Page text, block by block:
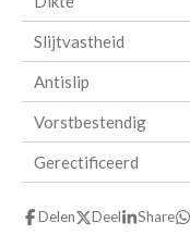
Slijtvastheid
Antislip
Vorstbestendig
Gerectificeerd
Delen Deel Share